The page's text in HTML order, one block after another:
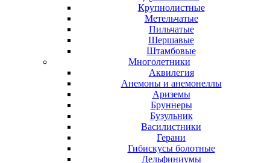
Крупнолистные
Метельчатые
Пильчатые
Шершавые
Штамбовые
Многолетники
Аквилегия
Анемоны и анемонеллы
Ариземы
Бруннеры
Бузульник
Василистники
Герани
Гибискусы болотные
Дельфиниумы